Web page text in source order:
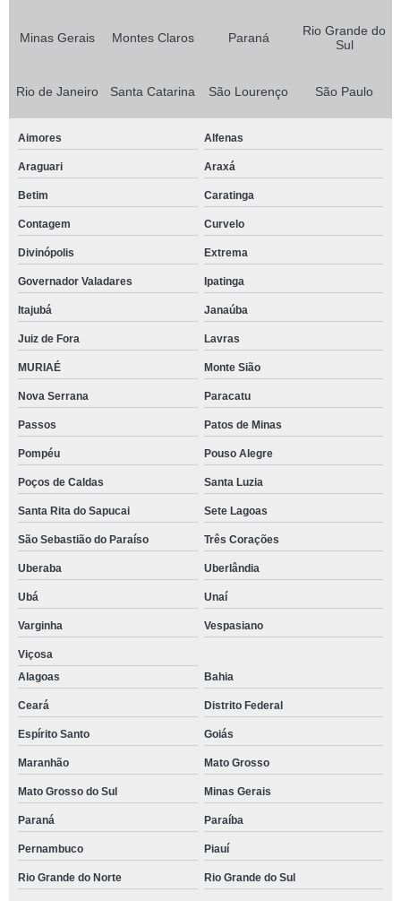
Minas Gerais Montes Claros Paraná
Rio Grande do
Sul
Rio de Janeiro Santa Catarina São Lourenço São Paulo
Aimores Alfenas
Araguari Araxá
Betim Caratinga
Contagem Curvelo
Divinópolis Extrema
Governador Valadares Ipatinga
Itajubá Janaúba
Juiz de Fora Lavras
MURIAÉ Monte Sião
Nova Serrana Paracatu
Passos Patos de Minas
Pompéu Pouso Alegre
Poços de Caldas Santa Luzia
Santa Rita do Sapucai Sete Lagoas
São Sebastião do Paraíso Três Corações
Uberaba Uberlândia
Ubá Unaí
Varginha Vespasiano
Viçosa
Alagoas
Bahia
Ceará Distrito Federal
Espírito Santo Goiás
Maranhão Mato Grosso
Mato Grosso do Sul Minas Gerais
Paraná Paraíba
Pernambuco Piauí
Rio Grande do Norte Rio Grande do Sul